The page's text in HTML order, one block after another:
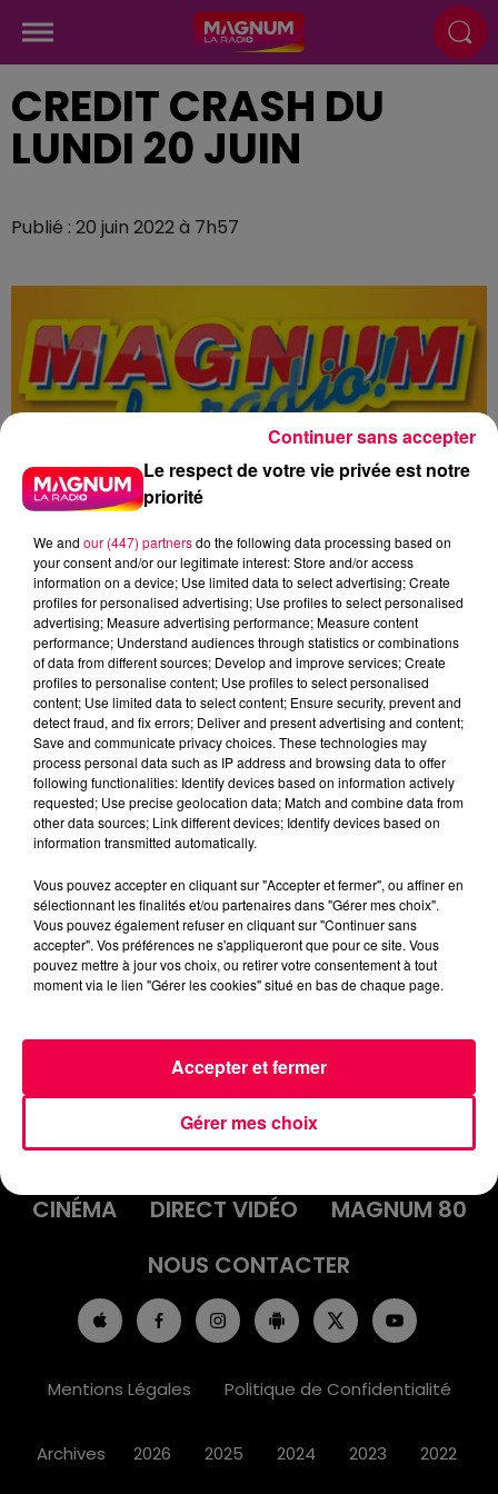
CREDIT CRASH DU
LUNDI 20 JUIN
Publié : 20 juin 2022 à 7h57
Flash infos
Crédit :Flash infos
podcasts/2022/06/2022-06-20-09-57-
15_20220620_CC.mp3
ACCUEIL INFOS
EMISSIONS
AGENDA
JEUX
PODCASTS
CINÉMA
DIRECT VIDÉO
MAGNUM 80
NOUS CONTACTER
Mentions Légales Politique de Confidentialité
Archives 2026 2025 2024 2023 2022
Le respect de votre vie privée est notre
priorité
We and our (447) partnersdo the following data processing based on
your consent and/or our legitimate interest: Store and/or access
information on a device; Use limited data to select advertising; Create
profiles for personalised advertising; Use profiles to select personalised
advertising; Measure advertising performance; Measure content
performance; Understand audiences through statistics or combinations
of data from different sources; Develop and improve services; Create
profiles to personalise content; Use profiles to select personalised
content; Use limited data to select content; Ensure security, prevent and
detect fraud, and fix errors; Deliver and present advertising and content;
Save and communicate privacy choices. These technologies may
process personal data such as IP address and browsing data to offer
following functionalities: Identify devices based on information actively
requested; Use precise geolocation data; Match and combine data from
other data sources; Link different devices; Identify devices based on
information transmitted automatically.
Vous pouvez accepter en cliquant sur "Accepter et fermer", ou affiner en
sélectionnant les finalités et/ou partenaires dans "Gérer mes choix".
Vous pouvez également refuser en cliquant sur "Continuer sans
accepter". Vos préférences ne s'appliqueront que pour ce site. Vous
pouvez mettre à jour vos choix, ou retirer votre consentement à tout
moment via le lien "Gérer les cookies" situé en bas de chaque page.
Gérer mes choix
Accepter et fermer
Continuer sans accepter